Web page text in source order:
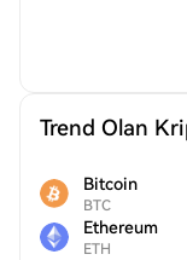
Trend Olan
Bitcoin
BTC
Ethereum
ETH